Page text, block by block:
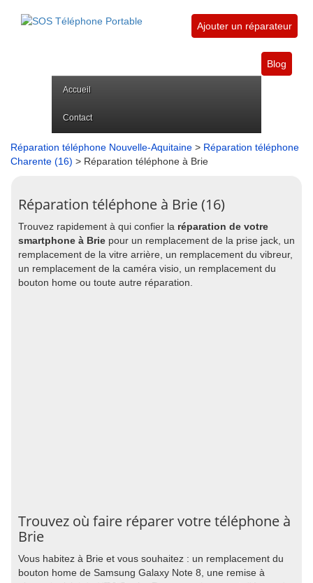
Ajouter un réparateur
Blog
Accueil
Contact
Réparation téléphone Nouvelle-Aquitaine > Réparation téléphone
Charente (16) > Réparation téléphone à Brie
Réparation téléphone à Brie (16)
Trouvez rapidement à qui confier la réparation de votre
smartphone à Brie pour un remplacement de la prise jack, un
remplacement de la vitre arrière, un remplacement du vibreur,
un remplacement de la caméra visio, un remplacement du
bouton home ou toute autre réparation.
Trouvez où faire réparer votre téléphone à
Brie
Vous habitez à Brie et vous souhaitez : un remplacement du
bouton home de Samsung Galaxy Note 8, une remise à